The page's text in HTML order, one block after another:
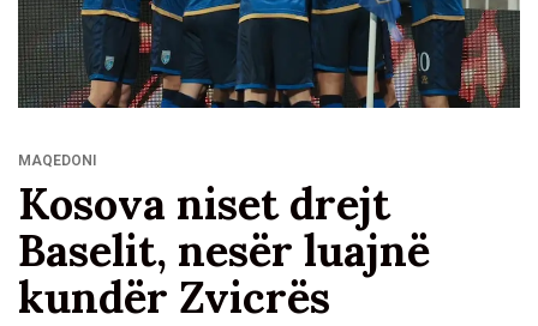
MAQEDONI
Kosova niset drejt
Baselit, nesër luajnë
kundër Zvicrës